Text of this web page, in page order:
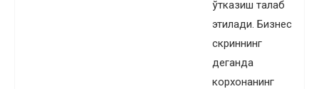
ўтказиш талаб
этилади. Бизнес
скриннинг
деганда
корхонанинг